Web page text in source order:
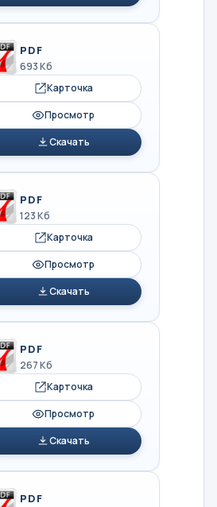
PDF
693 Кб
Карточка
Просмотр
Скачать
PDF
123 Кб
Карточка
Просмотр
Скачать
PDF
267 Кб
Карточка
Просмотр
Скачать
PDF